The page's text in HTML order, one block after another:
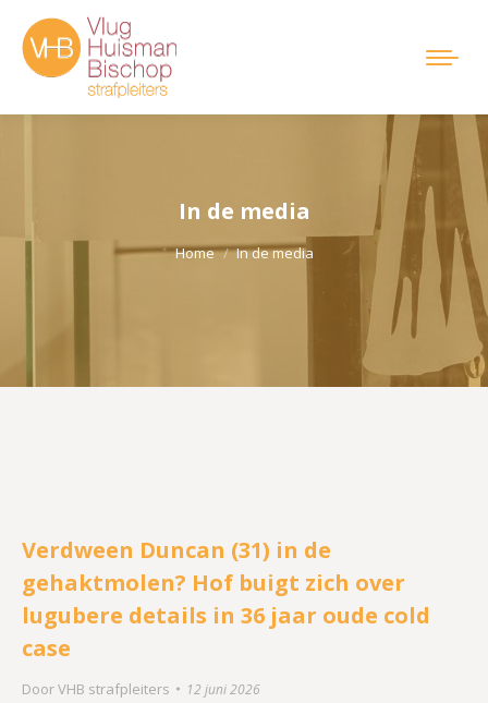
In de media
Home In de media
Verdween Duncan (31) in de
gehaktmolen? Hof buigt zich over
lugubere details in 36 jaar oude cold
case
DoorVHB strafpleiters 12 juni 2026